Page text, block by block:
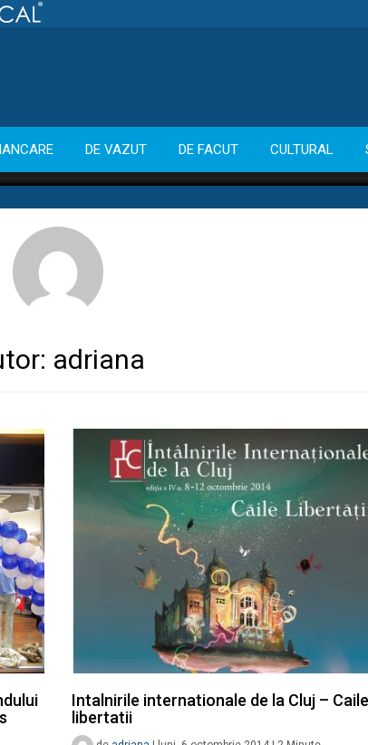
DE VAZUT DE FACUT CULTURAL
adriana
Intalnirile internationale de la Cluj – Caile
libertatii